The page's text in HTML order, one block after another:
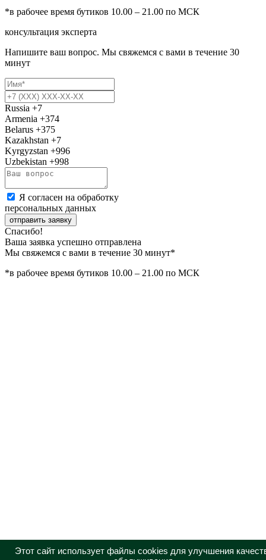
*в рабочее время бутиков 10.00 – 21.00 по МСК
консультация эксперта
Напишите ваш вопрос. Мы свяжемся с вами в течение 30
минут
Russia +7
Armenia +374
Belarus +375
Kazakhstan +7
Kyrgyzstan +996
Uzbekistan +998
Я согласен на обработку
персональных данных
отправить заявку
Спасибо!
Ваша заявка успешно отправлена
Мы свяжемся с вами в течение 30 минут*
*в рабочее время бутиков 10.00 – 21.00 по МСК
Этот сайт использует файлы cookies для улучшения